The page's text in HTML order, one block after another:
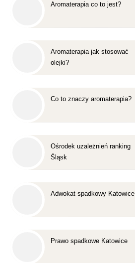
Aromaterapia co to jest?
Aromaterapia jak stosować
olejki?
Co to znaczy aromaterapia?
Ośrodek uzależnień ranking
Śląsk
Adwokat spadkowy Katowice
Prawo spadkowe Katowice